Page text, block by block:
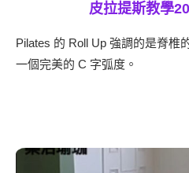
皮拉提斯教學
Pilates 的 Roll Up 強調的是脊椎
一個完美的 C 字弧度。